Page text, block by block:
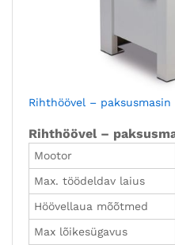
Rihthöövel – paksusmasin
Rihthöövel –
Mootor
Max. töödeldav laius
Höövellaua mõõtmed
Max lõikesügavus